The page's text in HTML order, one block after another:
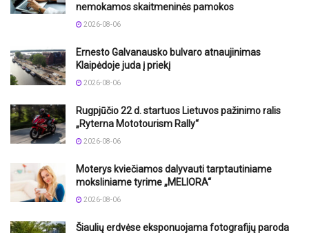
nemokamos skaitmeninės pamokos
2026-08-06
Ernesto Galvanausko bulvaro atnaujinimas
Klaipėdoje juda į priekį
2026-08-06
Rugpjūčio 22 d. startuos Lietuvos pažinimo ralis
„Ryterna Mototourism Rally“
2026-08-06
Moterys kviečiamos dalyvauti tarptautiniame
moksliniame tyrime „MELIORA“
2026-08-06
Šiaulių erdvėse eksponuojama fotografijų paroda